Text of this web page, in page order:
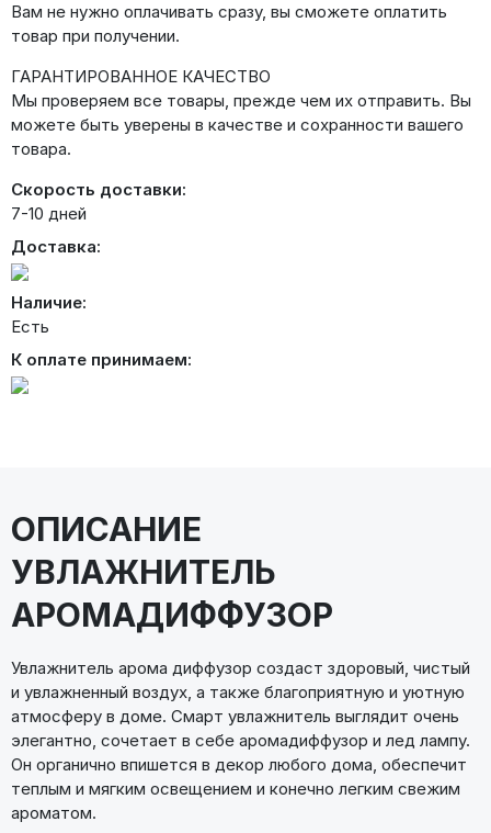
Вам не нужно оплачивать сразу, вы сможете оплатить
товар при получении.
ГАРАНТИРОВАННОЕ КАЧЕСТВО
Мы проверяем все товары, прежде чем их отправить. Вы
можете быть уверены в качестве и сохранности вашего
товара.
Скорость доставки:
7-10 дней
Доставка:
Наличие:
Есть
К оплате принимаем:
ОПИСАНИЕ
УВЛАЖНИТЕЛЬ
АРОМАДИФФУЗОР
Увлажнитель арома диффузор создаст здоровый, чистый
и увлажненный воздух, а также благоприятную и уютную
атмосферу в доме. Смарт увлажнитель выглядит очень
элегантно, сочетает в себе аромадиффузор и лед лампу.
Он органично впишется в декор любого дома, обеспечит
теплым и мягким освещением и конечно легким свежим
ароматом.